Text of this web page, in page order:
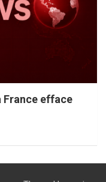
France efface